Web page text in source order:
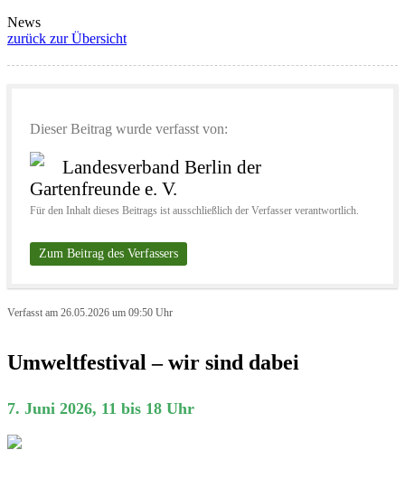
News
zurück zur Übersicht
Dieser Beitrag wurde verfasst von:
Landesverband Berlin der
Gartenfreunde e. V.
Für den Inhalt dieses Beitrags ist ausschließlich der Verfasser verantwortlich.
Zum Beitrag des Verfassers
Verfasst am 26.05.2026 um 09:50 Uhr
Umweltfestival – wir sind dabei
7. Juni 2026, 11 bis 18 Uhr